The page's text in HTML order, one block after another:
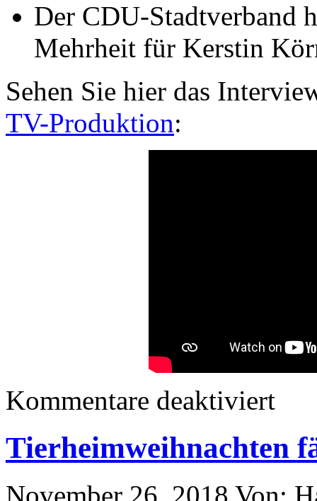
Der CDU-Stadtverband
Mehrheit für Kerstin
Sehen Sie hier das
TV-Produktion:
Kommentare deaktiviert
Tierheimweihnachten